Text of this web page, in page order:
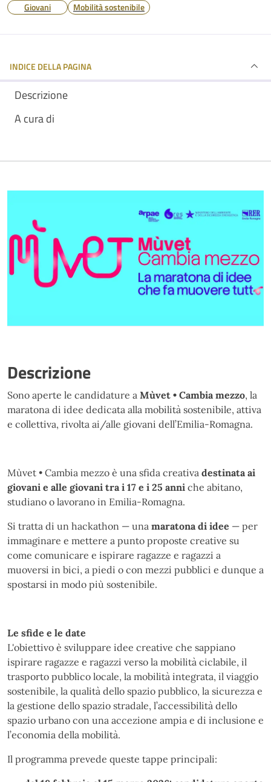
Giovani Mobilità sostenibile
INDICE DELLA PAGINA
Descrizione
A cura di
Descrizione
Sono aperte le candidature a Mùvet • Cambia mezzo, la
maratona di idee dedicata alla mobilità sostenibile, attiva
e collettiva, rivolta ai/alle giovani dell’Emilia-Romagna.
Mùvet • Cambia mezzo è una sfida creativa destinata ai
giovani e alle giovani tra i 17 e i 25 anni che abitano,
studiano o lavorano in Emilia-Romagna.
Si tratta di un hackathon — una maratona di idee — per
immaginare e mettere a punto proposte creative su
come comunicare e ispirare ragazze e ragazzi a
muoversi in bici, a piedi o con mezzi pubblici e dunque a
spostarsi in modo più sostenibile.
Le sfide e le date
L'obiettivo è sviluppare idee creative che sappiano
ispirare ragazze e ragazzi verso la mobilità ciclabile, il
trasporto pubblico locale, la mobilità integrata, il viaggio
sostenibile, la qualità dello spazio pubblico, la sicurezza e
la gestione dello spazio stradale, l’accessibilità dello
spazio urbano con una accezione ampia e di inclusione e
l’economia della mobilità.
Il programma prevede queste tappe principali: